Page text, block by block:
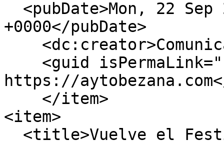
+0000</pubDate>
https://
<item>